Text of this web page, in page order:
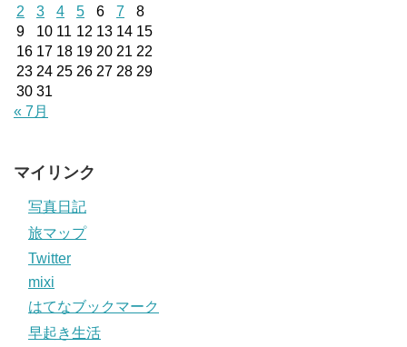
2
3 4 5 6 7
8
9
10 11 12 13 14 15
16 17 18 19 20 21 22
23 24 25 26 27 28 29
30 31
« 7月
マイリンク
写真日記
旅マップ
Twitter
mixi
はてなブックマーク
早起き生活